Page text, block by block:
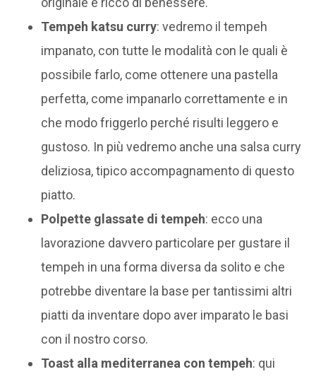
Tempeh katsu curry: vedremo il tempeh
impanato, con tutte le modalità con le quali è
possibile farlo, come ottenere una pastella
perfetta, come impanarlo correttamente e in
che modo friggerlo perché risulti leggero e
gustoso. In più vedremo anche una salsa curry
deliziosa, tipico accompagnamento di questo
piatto.
Polpette glassate di tempeh: ecco una
lavorazione davvero particolare per gustare il
tempeh in una forma diversa da solito e che
potrebbe diventare la base per tantissimi altri
piatti da inventare dopo aver imparato le basi
con il nostro corso.
Toast alla mediterranea con tempeh: qui